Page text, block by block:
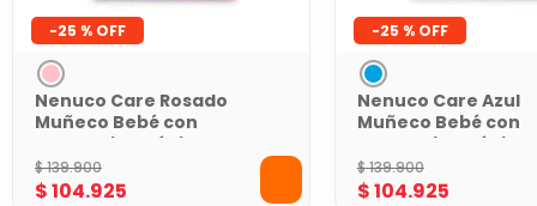
-25 %
Nenuco Care Rosado
Muñeco Bebé con
Accesorios Médicos y
de Alimentación 35 cm
$139.900
$104.925
-25 %
Nenuco Care Azul
Muñeco Bebé con
Accesorios Médicos
de Alimentación 35
$139.900
$104.925